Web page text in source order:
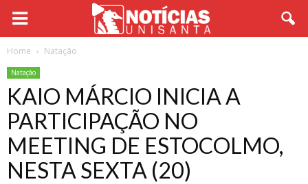
Home Natação
Natação
KAIO MÁRCIO INICIA A
PARTICIPAÇÃO NO
MEETING DE ESTOCOLMO,
NESTA SEXTA (20)